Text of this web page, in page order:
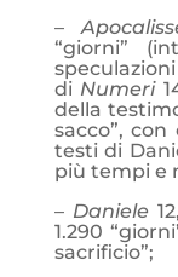
–
“giorni”
di Numeri
della
sacco”,
testi di
più tempi e
–Daniele
1.290
sacrificio”;